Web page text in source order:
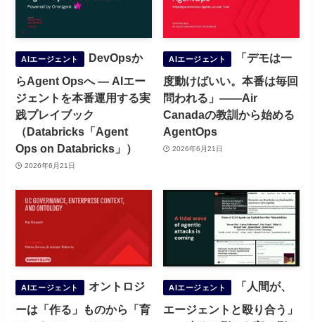
AIエージェント
DevOpsか
らAgent Opsへ ― AIエー
ジェントを本番運用する実
践プレイブック
（Databricks「Agent
Ops on Databricks」）
2026年6月21日
AIエージェント
「デモは一
度動けばいい。本番は毎回
問われる」——Air
Canadaの教訓から始める
AgentOps
2026年6月21日
AIエージェント
オントロジ
ーは「作る」ものから「育
AIエージェント
「人間が、
エージェントと殴り合う」